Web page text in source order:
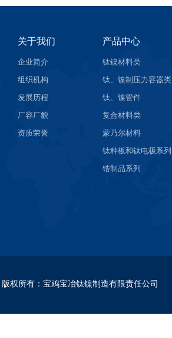
关于我们
企业简介
组织机构
发展历程
厂容厂貌
资质荣誉
产品中心
钛镍材料类
钛、镍制压力容器类
钛、镍管件
复合材料类
蒙乃尔材料
钛种板和钛电极系列
锆制品系列
版权所有： 宝鸡宝冶钛镍制造有限责任公司